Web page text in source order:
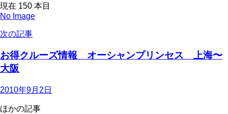
現在 150 本目
No Image
次の記事
お得クルーズ情報 オーシャンプリンセス 上海〜
大阪
2010年9月2日
ほかの記事